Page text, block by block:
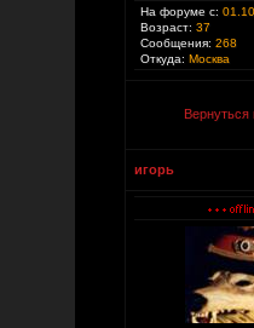
На форуме с:
Возраст: 37
Сообщения: 268
Откуда: Москва
Вернуться
игорь